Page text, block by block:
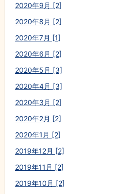
2020年9月 [2]
2020年8月 [2]
2020年7月 [1]
2020年6月 [2]
2020年5月 [3]
2020年4月 [3]
2020年3月 [2]
2020年2月 [2]
2020年1月 [2]
2019年12月 [2]
2019年11月 [2]
2019年10月 [2]